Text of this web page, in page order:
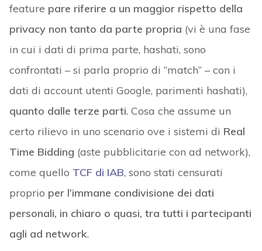
feature pare riferire a un maggior rispetto della
privacy non tanto da parte propria (vi è una fase
in cui i dati di prima parte, hashati, sono
confrontati – si parla proprio di “match” – con i
dati di account utenti Google, parimenti hashati),
quanto dalle terze parti. Cosa che assume un
certo rilievo in uno scenario ove i sistemi di Real
Time Bidding (aste pubblicitarie con ad network),
come quello TCF di IAB, sono stati censurati
proprio per l’immane condivisione dei dati
personali, in chiaro o quasi, tra tutti i partecipanti
agli ad network.